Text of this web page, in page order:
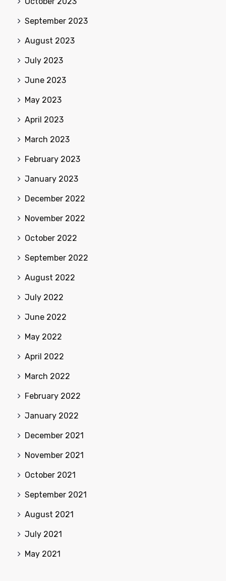
September 2023
August 2023
July 2023
June 2023
May 2023
April 2023
March 2023
February 2023
January 2023
December 2022
November 2022
October 2022
September 2022
August 2022
July 2022
June 2022
May 2022
April 2022
March 2022
February 2022
January 2022
December 2021
November 2021
October 2021
September 2021
August 2021
July 2021
May 2021